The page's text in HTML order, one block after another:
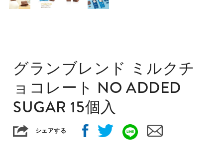
グランブレンド ミルクチ
ョコレート NO ADDED
SUGAR 15個入
シェアする